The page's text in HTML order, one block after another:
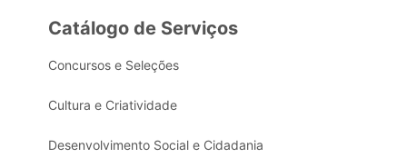
Catálogo de Serviços
Concursos e Seleções
Cultura e Criatividade
Desenvolvimento Social e Cidadania